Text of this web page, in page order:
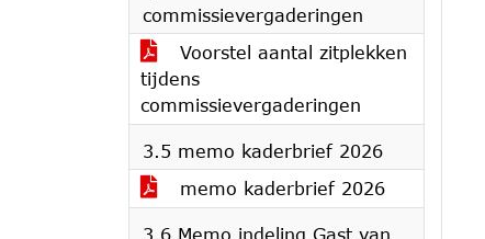
commissievergaderingen
Voorstel aantal zitplekken
tijdens
commissievergaderingen
3.5 memo kaderbrief 2026
memo kaderbrief 2026
3.6 Memo indeling Gast van